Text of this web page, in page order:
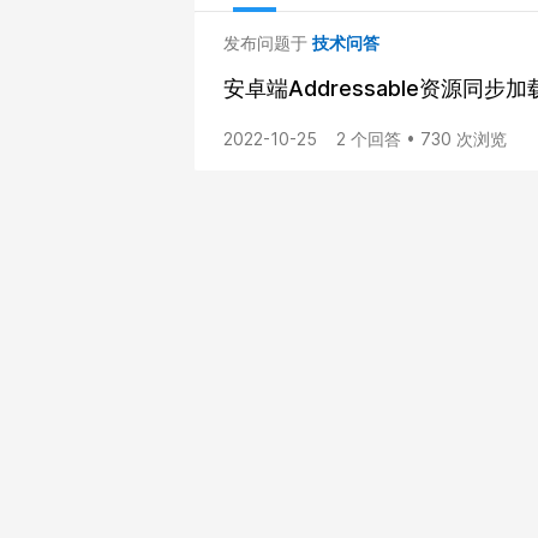
发布问题于 技术问答
安卓端Addressable资源同步加
2022-10-25 2 个回答 • 730 次浏览